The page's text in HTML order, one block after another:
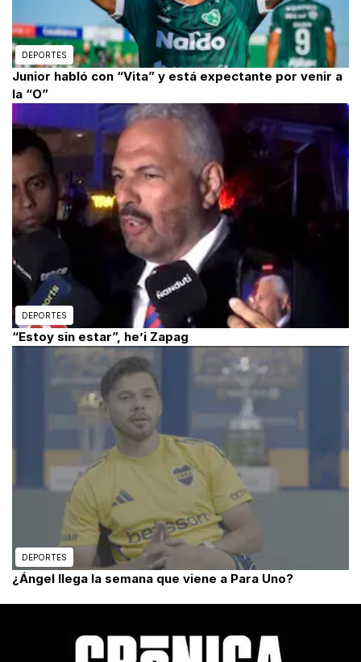
DEPORTES
Junior habló con “Vita” y está expectante por venir a
la “O”
DEPORTES
“Estoy sin estar”, he’i Zapag
DEPORTES
¿Ángel llega la semana que viene a Para Uno?